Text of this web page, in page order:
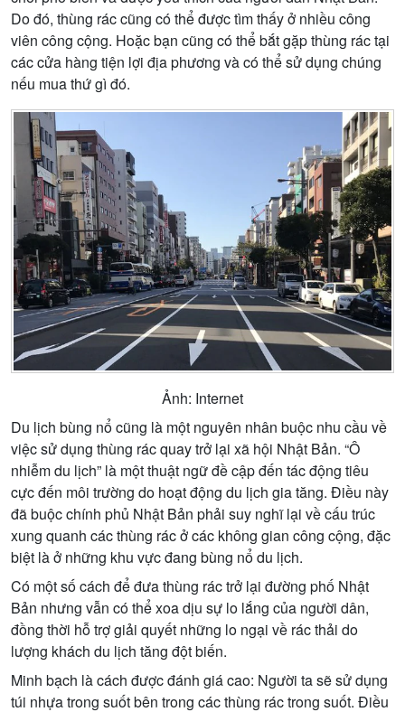
Do đó, thùng rác cũng có thể được tìm thấy ở nhiều công
viên công cộng. Hoặc bạn cũng có thể bắt gặp thùng rác tại
các cửa hàng tiện lợi địa phương và có thể sử dụng chúng
nếu mua thứ gì đó.
Ảnh: Internet
Du lịch bùng nổ cũng là một nguyên nhân buộc nhu cầu về
việc sử dụng thùng rác quay trở lại xã hội Nhật Bản. “Ô
nhiễm du lịch” là một thuật ngữ đề cập đến tác động tiêu
cực đến môi trường do hoạt động du lịch gia tăng. Điều này
đã buộc chính phủ Nhật Bản phải suy nghĩ lại về cấu trúc
xung quanh các thùng rác ở các không gian công cộng, đặc
biệt là ở những khu vực đang bùng nổ du lịch.
Có một số cách để đưa thùng rác trở lại đường phố Nhật
Bản nhưng vẫn có thể xoa dịu sự lo lắng của người dân,
đồng thời hỗ trợ giải quyết những lo ngại về rác thải do
lượng khách du lịch tăng đột biến.
Minh bạch là cách được đánh giá cao: Người ta sẽ sử dụng
túi nhựa trong suốt bên trong các thùng rác trong suốt. Điều